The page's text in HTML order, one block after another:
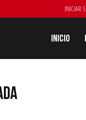
INICIAR
Inicio